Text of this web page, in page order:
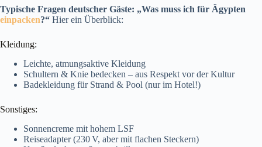
Typische Fragen deutscher Gäste: „Was muss ich für Ägypten
einpacken?“ Hier ein Überblick:
Kleidung:
Leichte, atmungsaktive Kleidung
Schultern & Knie bedecken – aus Respekt vor der Kultur
Badekleidung für Strand & Pool (nur im Hotel!)
Sonstiges:
Sonnencreme mit hohem LSF
Reiseadapter (230 V, aber mit flachen Steckern)